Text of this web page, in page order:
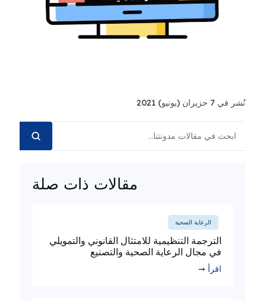
نُشر في 7 حزيران (يونيو) 2021
مقالات ذات صلة
الرعاية الصحية
الترجمة التنظيمية للامتثال القانوني والتمويلي
في مجال الرعاية الصحية والتصنيع
اقرأ ➞